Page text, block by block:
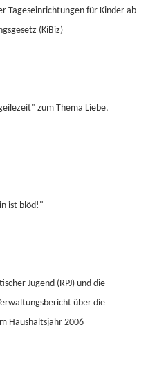
Tageseinrichtungen für Kinder ab
(KiBiz)
zum Thema Liebe,
ist blöd!"
Jugend (RPJ) und die
über die
Haushaltsjahr 2006